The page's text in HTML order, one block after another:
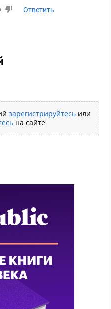
Ответить
зарегистрируйтесь или
на сайте